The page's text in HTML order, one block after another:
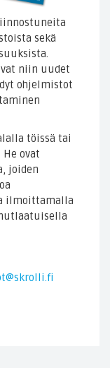
sekä
niin uudet
ohjelmistot
töissä tai
ovat
joiden
ilmoittamalla